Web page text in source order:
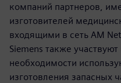
компаний партнеров,
изготовителей
входящими в сеть AM
Siemens также
необходимости
изготовления запасных